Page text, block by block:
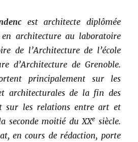
est architecte diplômée
en architecture au laboratoire
de l’Architecture de l’école
d’Architecture de Grenoble.
principalement sur les
architecturales de la fin des
sur les relations entre art et
seconde moitié du XXe siècle.
en cours de rédaction, porte